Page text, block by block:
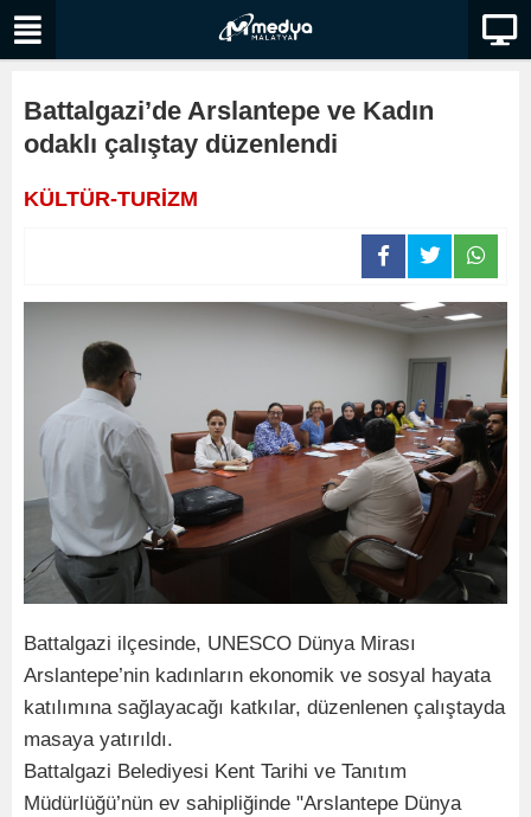
Battalgazi’de Arslantepe ve Kadın
odaklı çalıştay düzenlendi
KÜLTÜR-TURİZM
Battalgazi ilçesinde, UNESCO Dünya Mirası
Arslantepe’nin kadınların ekonomik ve sosyal hayata
katılımına sağlayacağı katkılar, düzenlenen çalıştayda
masaya yatırıldı.
Battalgazi Belediyesi Kent Tarihi ve Tanıtım
Müdürlüğü’nün ev sahipliğinde "Arslantepe Dünya